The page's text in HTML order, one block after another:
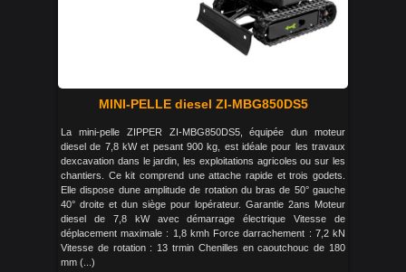
MINI-PELLE diesel ZI-MBG850DS5
La mini-pelle ZIPPER ZI-MBG850DS5, équipée dun moteur
diesel de 7,8 kW et pesant 900 kg, est idéale pour les travaux
dexcavation dans le jardin, les exploitations agricoles ou sur les
chantiers. Ce kit comprend une attache rapide et trois godets.
Elle dispose dune amplitude de rotation du bras de 50° gauche
40° droite et dun siège pour lopérateur. Garantie 2ans Moteur
diesel de 7,8 kW avec démarrage électrique Vitesse de
déplacement maximale : 1,8 kmh Force darrachement : 7,2 kN
Vitesse de rotation : 13 trmin Chenilles en caoutchouc de 180
mm (...)